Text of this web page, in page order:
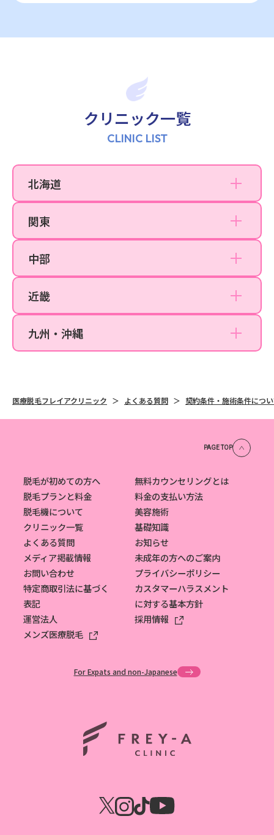
クリニック一覧
CLINIC LIST
北海道
札幌院
関東
銀座院
川崎院
大宮院
千葉院
中部
名古屋院
名古屋栄院
近畿
大阪梅田院
なんば院
京都院
九州・沖縄
福岡天神院
沖縄那覇院
医療脱毛フレイアクリニック よくある質問 契約条件・施術条件につ
PAGE TOP
脱毛が初めての方へ
無料カウンセリングとは
脱毛プランと料金
料金の支払い方法
脱毛機について
美容施術
クリニック一覧
基礎知識
よくある質問
お知らせ
メディア掲載情報
未成年の方へのご案内
お問い合わせ
プライバシーポリシー
特定商取引法に基づく
表記
カスタマーハラスメント
に対する基本方針
運営法人
採用情報
メンズ医療脱毛
For Expats and non-Japanese